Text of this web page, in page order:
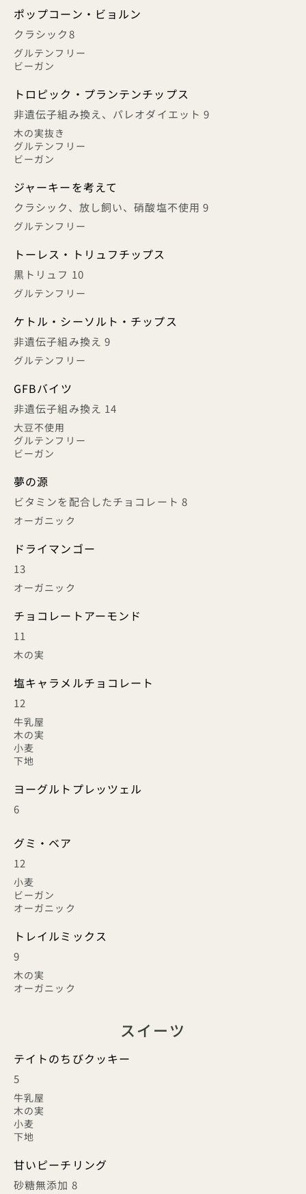
ポップコーン・ビョルン
クラシック8
グルテンフリー
ビーガン
トロピック・プランテンチップス
非遺伝子組み換え、パレオダイエット 9
木の実抜き
グルテンフリー
ビーガン
ジャーキーを考えて
クラシック、放し飼い、硝酸塩不使用 9
グルテンフリー
トーレス・トリュフチップス
黒トリュフ 10
グルテンフリー
ケトル・シーソルト・チップス
非遺伝子組み換え 9
グルテンフリー
GFBバイツ
非遺伝子組み換え 14
大豆不使用
グルテンフリー
ビーガン
夢の源
ビタミンを配合したチョコレート 8
オーガニック
ドライマンゴー
13
オーガニック
チョコレートアーモンド
11
木の実
塩キャラメルチョコレート
12
牛乳屋
木の実
小麦
下地
ヨーグルトプレッツェル
6
グミ・ベア
12
小麦
ビーガン
オーガニック
トレイルミックス
9
木の実
オーガニック
スイーツ
テイトのちびクッキー
5
牛乳屋
木の実
小麦
下地
甘いピーチリング
砂糖無添加 8